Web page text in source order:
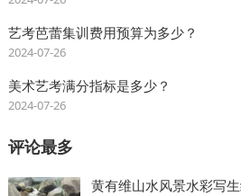
艺考芭蕾集训费用预算为多少？
2024-07-26
美术艺考满分指标是多少？
2024-07-26
评论最多
黄有维山水风景水彩写